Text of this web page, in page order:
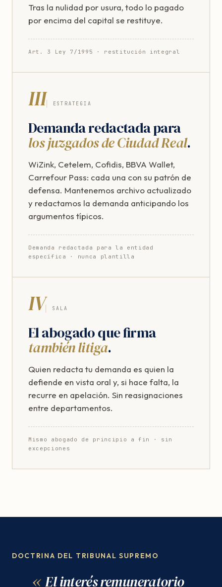
Tras la nulidad por usura, todo lo pagado
por encima del capital se restituye.
Art. 3 Ley 7/1995 · restitución integral
III ESTRATEGIA
Demanda redactada para
los juzgados de Ciudad Real.
WiZink, Cetelem, Cofidis, BBVA Wallet,
Carrefour Pass: cada una con su patrón de
defensa. Mantenemos archivo actualizado
y redactamos la demanda anticipando los
argumentos típicos.
Demanda redactada para la entidad
específica · nunca plantilla
IV SALA
El abogado que firma
también litiga.
Quien redacta tu demanda es quien la
defiende en vista oral y, si hace falta, la
recurre en apelación. Sin reasignaciones
entre departamentos.
Mismo abogado de principio a fin · sin
excepciones
DOCTRINA DEL TRIBUNAL SUPREMO
El interés remuneratorio